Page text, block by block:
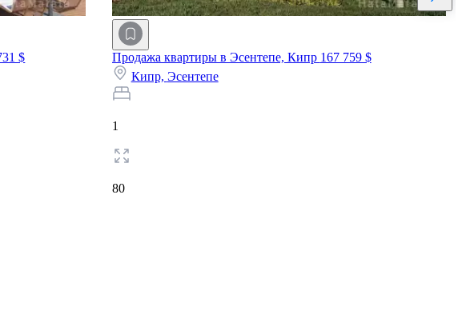
$
Продажа квартиры в Эсентепе, Кипр 167 759 $
Кипр, Эсентепе
1
80